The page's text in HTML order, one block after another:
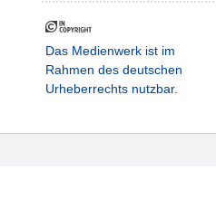
Das Medienwerk ist im
Rahmen des deutschen
Urheberrechts nutzbar.